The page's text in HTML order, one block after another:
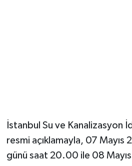
İstanbul Su ve Kanalizasyon
resmi açıklamayla, 07 Mayıs
günü saat 20.00 ile 08
Siyaset
Sokak Hayvanlarını